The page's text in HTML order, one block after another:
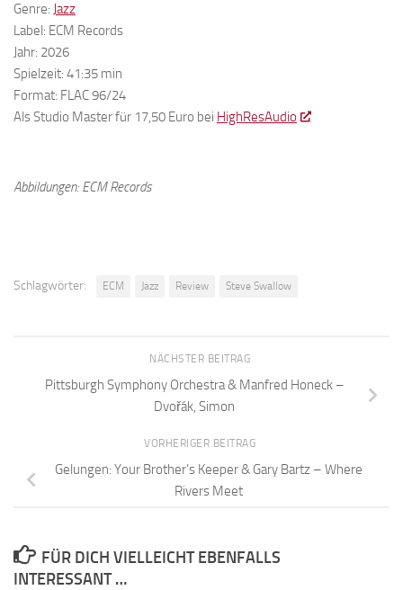
Genre: Jazz
Label: ECM Records
Jahr: 2026
Spielzeit: 41:35 min
Format: FLAC 96/24
Als Studio Master für 17,50 Euro bei HighResAudio
Abbildungen: ECM Records
Schlagwörter: ECM Jazz Review Steve Swallow
NÄCHSTER BEITRAG
Pittsburgh Symphony Orchestra & Manfred Honeck –
Dvořák, Simon
VORHERIGER BEITRAG
Gelungen: Your Brother’s Keeper & Gary Bartz – Where
Rivers Meet
FÜR DICH VIELLEICHT EBENFALLS
INTERESSANT …